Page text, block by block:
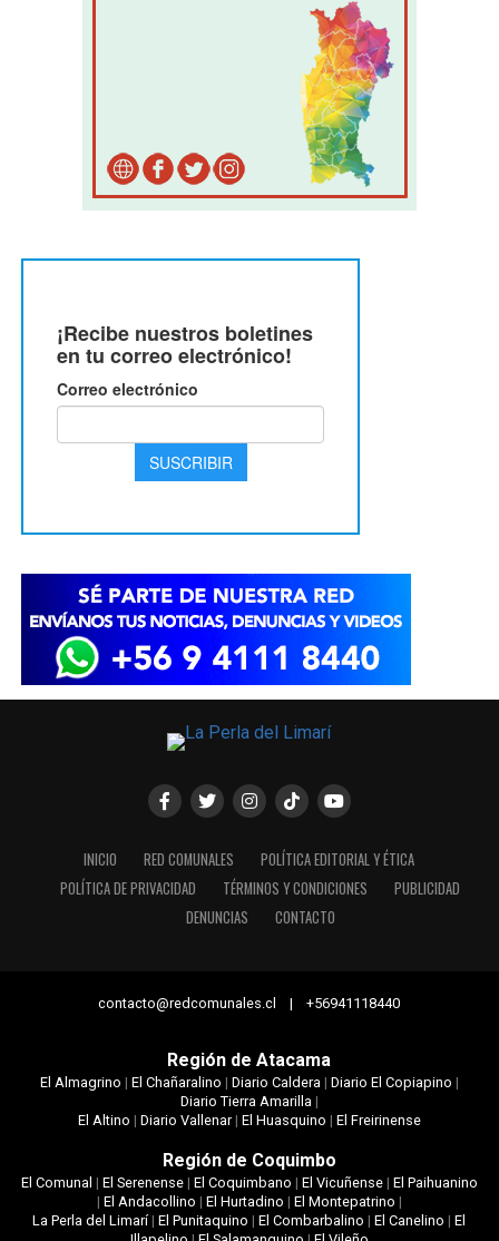
INICIO RED COMUNALES
POLÍTICA EDITORIAL Y ÉTICA
POLÍTICA DE PRIVACIDAD
TÉRMINOS Y CONDICIONES
PUBLICIDAD
DENUNCIAS
CONTACTO
contacto@redcomunales.cl | +56941118440
Región de Atacama
El Almagrino | El Chañaralino | Diario Caldera| Diario El Copiapino |
Diario Tierra Amarilla|
El Altino | Diario Vallenar| El Huasquino | El Freirinense
Región de Coquimbo
El Comunal | El Serenense| El Coquimbano | El Vicuñense| El Paihuanino
| El Andacollino | El Hurtadino | El Montepatrino |
La Perla del Limarí|El Punitaquino |El Combarbalino |El Canelino |El